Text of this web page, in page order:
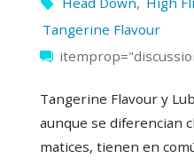
Tangerine Flavour
Tangerine Flavour y
aunque se diferencian
matices, tienen en